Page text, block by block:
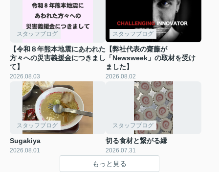
スタッフブログ
【令和８年熊本地震にあわれた
方々への災害義援金につきまし
て】
2026.08.03
スタッフブログ
【弊社代表の齋藤が
「Newsweek」の取材を受け
ました】
2026.08.02
スタッフブログ
Sugakiya
2026.08.01
スタッフブログ
切る食材と繋がる縁
2026.07.31
もっと見る